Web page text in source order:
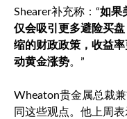
Shearer补充称：“如果
仅会吸引更多避险买
缩的财政政策，收益
动黄金涨势。”
Wheaton贵金属总裁
同这些观点。他上周表